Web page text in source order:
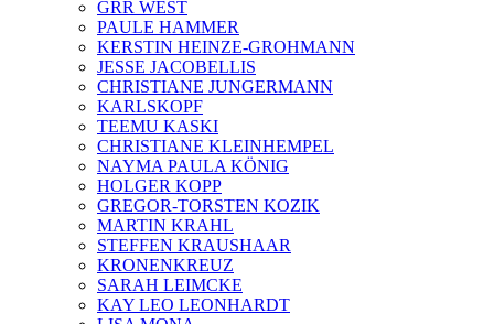
GRR WEST
PAULE HAMMER
KERSTIN HEINZE-GROHMANN
JESSE JACOBELLIS
CHRISTIANE JUNGERMANN
KARLSKOPF
TEEMU KASKI
CHRISTIANE KLEINHEMPEL
NAYMA PAULA KÖNIG
HOLGER KOPP
GREGOR-TORSTEN KOZIK
MARTIN KRAHL
STEFFEN KRAUSHAAR
KRONENKREUZ
SARAH LEIMCKE
KAY LEO LEONHARDT